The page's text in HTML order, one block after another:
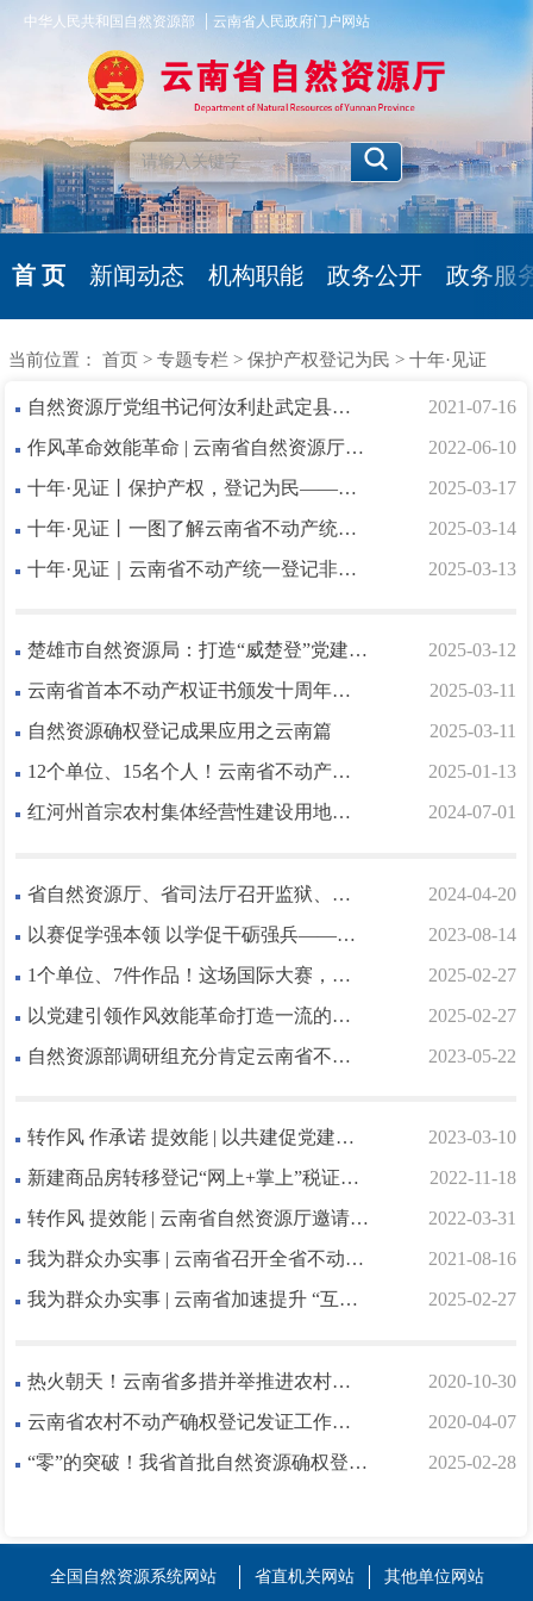
中华人民共和国自然资源部 |云南省人民政府门户网站
首 页 新闻动态 机构职能 政务公开 政务服
当前位置：首页 > 专题专栏 >保护产权登记为民 >十年·见证
自然资源厅党组书记何汝利赴武定县调研易地扶贫搬迁安置住房不动产登记发证工作
2021-07-16
作风革命效能革命 | 云南省自然资源厅与司法厅召开监狱戒毒系统不动产登记历史遗留问题化解工作座谈会
2022-06-10
十年·见证丨保护产权，登记为民——云南省不动产统一登记改革十年回眸
2025-03-17
十年·见证丨一图了解云南省不动产统一登记十年奋进历程
2025-03-14
十年·见证｜云南省不动产统一登记非凡十年大事记
2025-03-13
楚雄市自然资源局：打造“威楚登”党建品牌 书写不动产登记新篇章
2025-03-12
云南省首本不动产权证书颁发十周年座谈会召开
2025-03-11
自然资源确权登记成果应用之云南篇
2025-03-11
12个单位、15名个人！云南省不动产登记便民利民窗口建设工作成效获自然资源部通报表扬
2025-01-13
红河州首宗农村集体经营性建设用地实现“签约即交地、交证”
2024-07-01
省自然资源厅、省司法厅召开监狱、戒毒系统警察职工住房不动产登记历史遗留问题化解工作会议
2024-04-20
以赛促学强本领 以学促干砺强兵——云南省首届不动产登记技能竞赛成功举办
2023-08-14
1个单位、7件作品！这场国际大赛，云南成绩亮眼→
2025-02-27
以党建引领作风效能革命打造一流的登记财产营商环境
2025-02-27
自然资源部调研组充分肯定云南省不动产登记便利化工作
2023-05-22
转作风 作承诺 提效能 | 以共建促党建、以共建促发展
2023-03-10
新建商品房转移登记“网上+掌上”税证联办促营商环境提升
2022-11-18
转作风 提效能 | 云南省自然资源厅邀请媒体赴不动产登记工作一线采访
2022-03-31
我为群众办实事 | 云南省召开全省不动产登记历史遗留问题化解工作推进会
2021-08-16
我为群众办实事 | 云南省加速提升 “互联网+不动产登记”服务水平
2025-02-27
热火朝天！云南省多措并举推进农村不动产确权登记发证工作
2020-10-30
云南省农村不动产确权登记发证工作简报
2020-04-07
“零”的突破！我省首批自然资源确权登簿工作圆满完成
2025-02-28
全国自然资源系统网站 省直机关网站 其他单位网站